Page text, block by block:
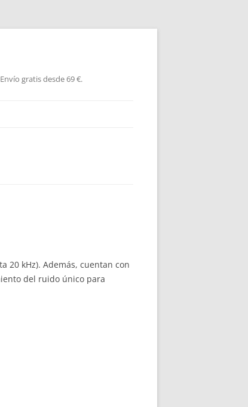
gratis desde 69 €.
20 kHz). Además, cuentan con
del ruido único para